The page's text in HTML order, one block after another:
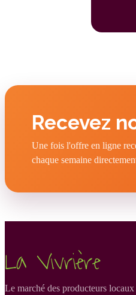
Recevez
Une fois l'offre en ligne
chaque semaine
La Vivrière
Le marché des producteurs locaux